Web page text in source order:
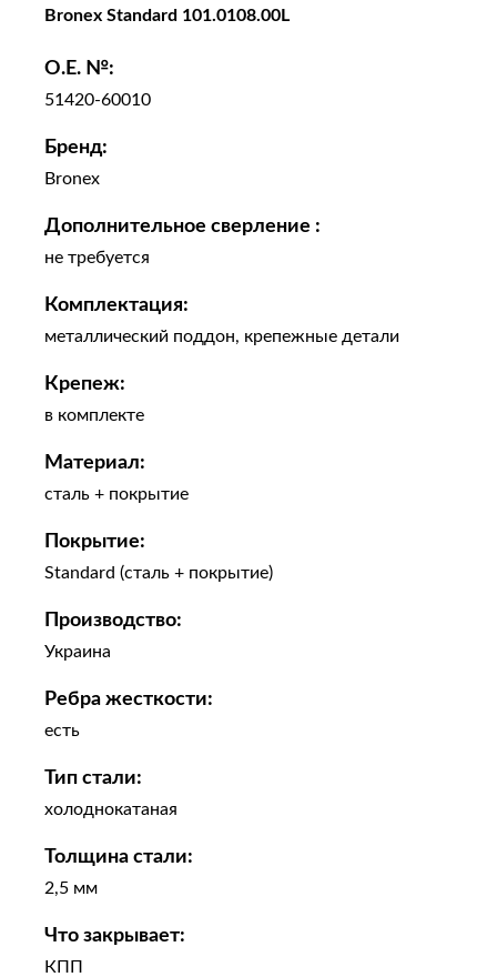
Bronex Standard 101.0108.00L
O.E. №:
51420-60010
Бренд:
Bronex
Дополнительное сверление :
не требуется
Комплектация:
металлический поддон, крепежные детали
Крепеж:
в комплекте
Материал:
сталь + покрытие
Покрытие:
Standard (сталь + покрытие)
Производство:
Украина
Ребра жесткости:
есть
Тип стали:
холоднокатаная
Толщина стали:
2,5 мм
Что закрывает:
КПП